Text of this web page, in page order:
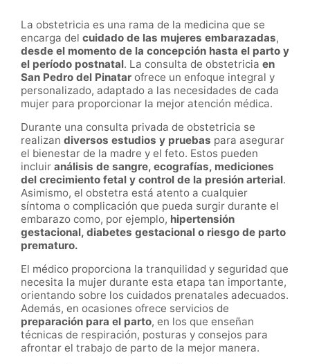
La obstetricia es una rama de la medicina que se
encarga del cuidado de las mujeres embarazadas,
desde el momento de la concepción hasta el parto y
el período postnatal. La consulta de obstetricia en
San Pedro del Pinatar ofrece un enfoque integral y
personalizado, adaptado a las necesidades de cada
mujer para proporcionar la mejor atención médica.
Durante una consulta privada de obstetricia se
realizan diversos estudios y pruebas para asegurar
el bienestar de la madre y el feto. Estos pueden
incluir análisis de sangre, ecografías, mediciones
del crecimiento fetal y control de la presión arterial.
Asimismo, el obstetra está atento a cualquier
síntoma o complicación que pueda surgir durante el
embarazo como, por ejemplo, hipertensión
gestacional, diabetes gestacional o riesgo de parto
prematuro.
El médico proporciona la tranquilidad y seguridad que
necesita la mujer durante esta etapa tan importante,
orientando sobre los cuidados prenatales adecuados.
Además, en ocasiones ofrece servicios de
preparación para el parto, en los que enseñan
técnicas de respiración, posturas y consejos para
afrontar el trabajo de parto de la mejor manera.